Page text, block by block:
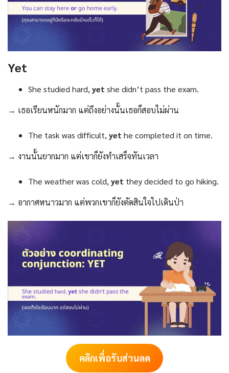
Yet
She studied hard, yet she didn’t pass the exam.
→ เธอเรียนหนักมาก แต่ถึงอย่างนั้นเธอก็สอบไม่ผ่าน
The task was difficult, yet he completed it on time.
→ งานนั้นยากมาก แต่เขาก็ยังทำเสร็จทันเวลา
The weather was cold, yet they decided to go hiking.
→ อากาศหนาวมาก แต่พวกเขาก็ยังตัดสินใจไปเดินป่า
คลิกเพื่อรับส่วนลด